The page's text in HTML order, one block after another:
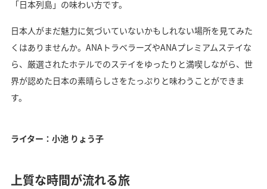
「日本列島」の味わい方です。
日本人がまだ魅力に気づいていないかもしれない場所を見てみた
くはありませんか。ANAトラベラーズやANAプレミアムステイな
ら、厳選されたホテルでのステイをゆったりと満喫しながら、世
界が認めた日本の素晴らしさをたっぷりと味わうことができま
す。
ライター：小池 りょう子
上質な時間が流れる旅